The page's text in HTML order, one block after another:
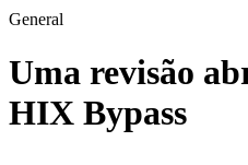
General
Uma revisão
HIX Bypass